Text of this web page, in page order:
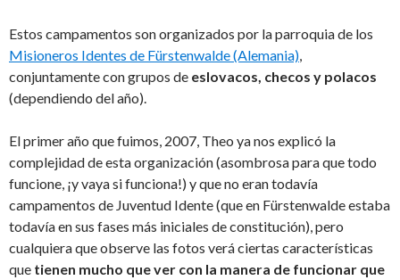
Estos campamentos son organizados por la parroquia de los
Misioneros Identes de Fürstenwalde (Alemania),
conjuntamente con grupos de eslovacos, checos y polacos
(dependiendo del año).
El primer año que fuimos, 2007, Theo ya nos explicó la
complejidad de esta organización (asombrosa para que todo
funcione, ¡y vaya si funciona!) y que no eran todavía
campamentos de Juventud Idente (que en Fürstenwalde estaba
todavía en sus fases más iniciales de constitución), pero
cualquiera que observe las fotos verá ciertas características
que tienen mucho que ver con la manera de funcionar que